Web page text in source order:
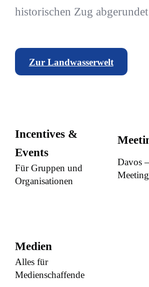
historischen Zug
Zur Landwasserwelt
Incentives &
Events
Für Gruppen und
Organisationen
Davos
Medien
Alles für
Medienschaffende